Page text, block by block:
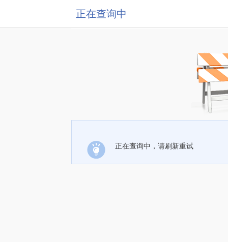
正在查询中
正在查询中，请刷新重试